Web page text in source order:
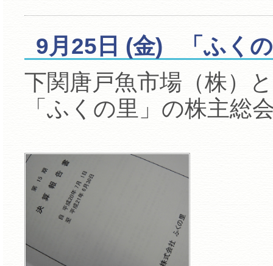
9月25日 (金) 「ふく
下関唐戸魚市場（株）
「ふくの里」の株主総